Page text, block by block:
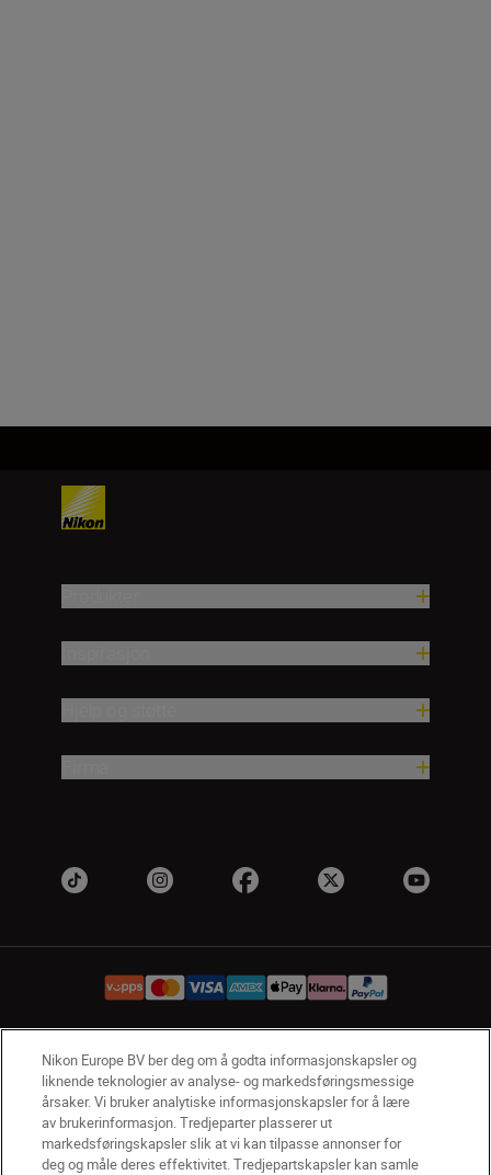
NO Nikon Sites
Kontakt oss Personvernerklæring
Bruksvilkår
Vilkår og betingelser for Nikon Store
Erklæring Om Informasjonskapsler
Tilgjengelighet
Nikon Europe BV ber deg om å godta informasjonskapsler og
liknende teknologier av analyse- og markedsføringsmessige
årsaker. Vi bruker analytiske informasjonskapsler for å lære
av brukerinformasjon. Tredjeparter plasserer ut
markedsføringskapsler slik at vi kan tilpasse annonser for
deg og måle deres effektivitet. Tredjepartskapsler kan samle